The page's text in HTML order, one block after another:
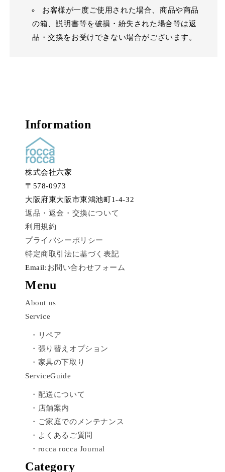
お客様が一度ご使用された場合、商品や商品
の箱、説明書等を破損・紛失された場合等は返
品・交換をお受けできない場合がございます。
Information
株式会社六家
〒578-0973
大阪府東大阪市東鴻池町1-4-32
返品・返金・交換について
利用規約
プライバシーポリシー
特定商取引法に基づく表記
Email:お問い合わせフォーム
Menu
About us
Service
・リペア
・張り替えオプション
・家具の下取り
ServiceGuide
・配送について
・店舗案内
・ご家庭でのメンテナンス
・よくあるご質問
・rocca rocca Journal
Category